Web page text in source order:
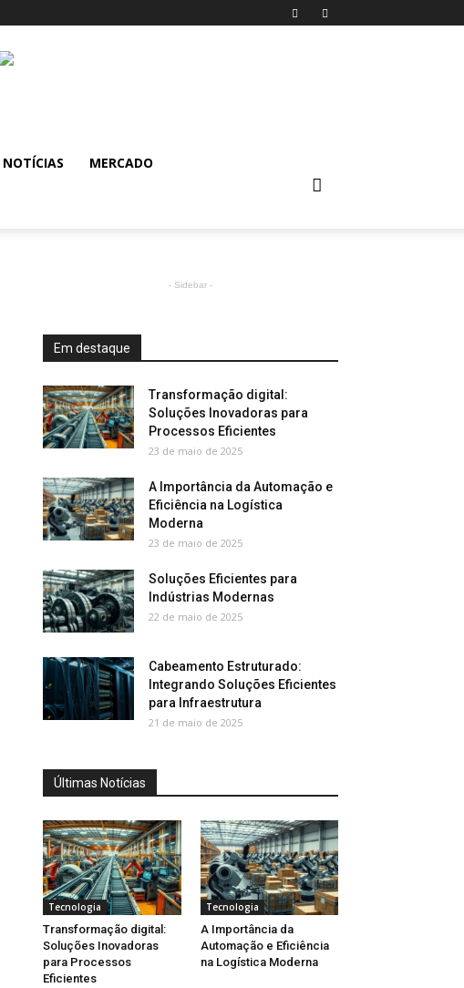
NOTÍCIAS MERCADO
- Sidebar -
Em destaque
Transformação digital:
Soluções Inovadoras para
Processos Eficientes
23 de maio de 2025
A Importância da Automação e
Eficiência na Logística
Moderna
23 de maio de 2025
Soluções Eficientes para
Indústrias Modernas
22 de maio de 2025
Cabeamento Estruturado:
Integrando Soluções Eficientes
para Infraestrutura
21 de maio de 2025
Últimas Notícias
Tecnologia
Transformação digital:
Soluções Inovadoras
para Processos
Eficientes
Tecnologia
A Importância da
Automação e Eficiência
na Logística Moderna